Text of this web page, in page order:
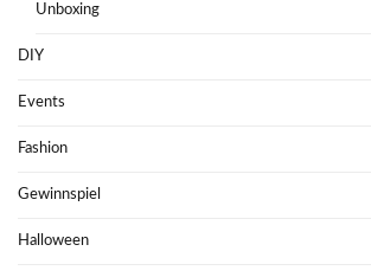
Unboxing
DIY
Events
Fashion
Gewinnspiel
Halloween